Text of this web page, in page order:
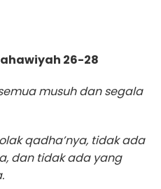
26-28
musuh dan segala
qadha’nya, tidak ada
dan tidak ada yang